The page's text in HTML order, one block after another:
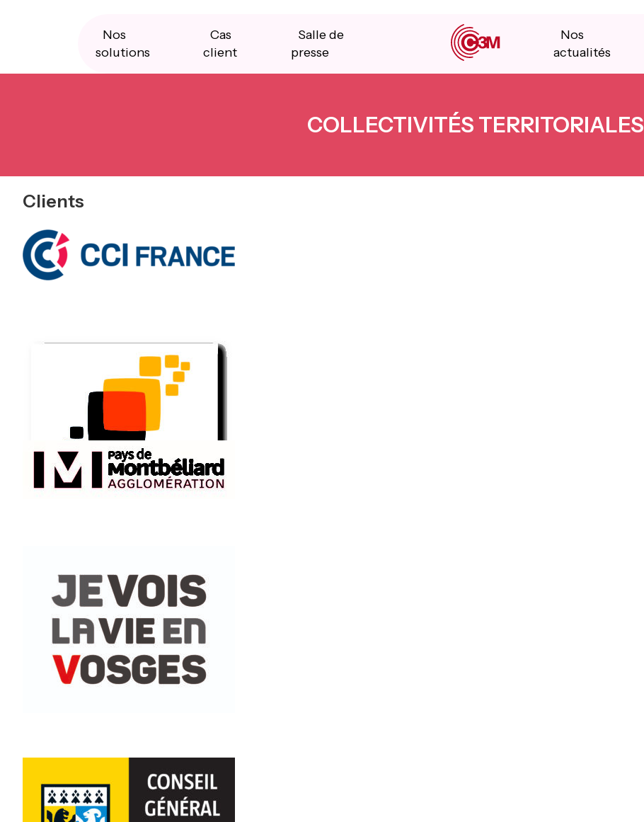
Nos
solutions
Cas
client
Salle de
presse
Nos
actualités
COLLECTIVITÉS TERRITORIALES
Clients